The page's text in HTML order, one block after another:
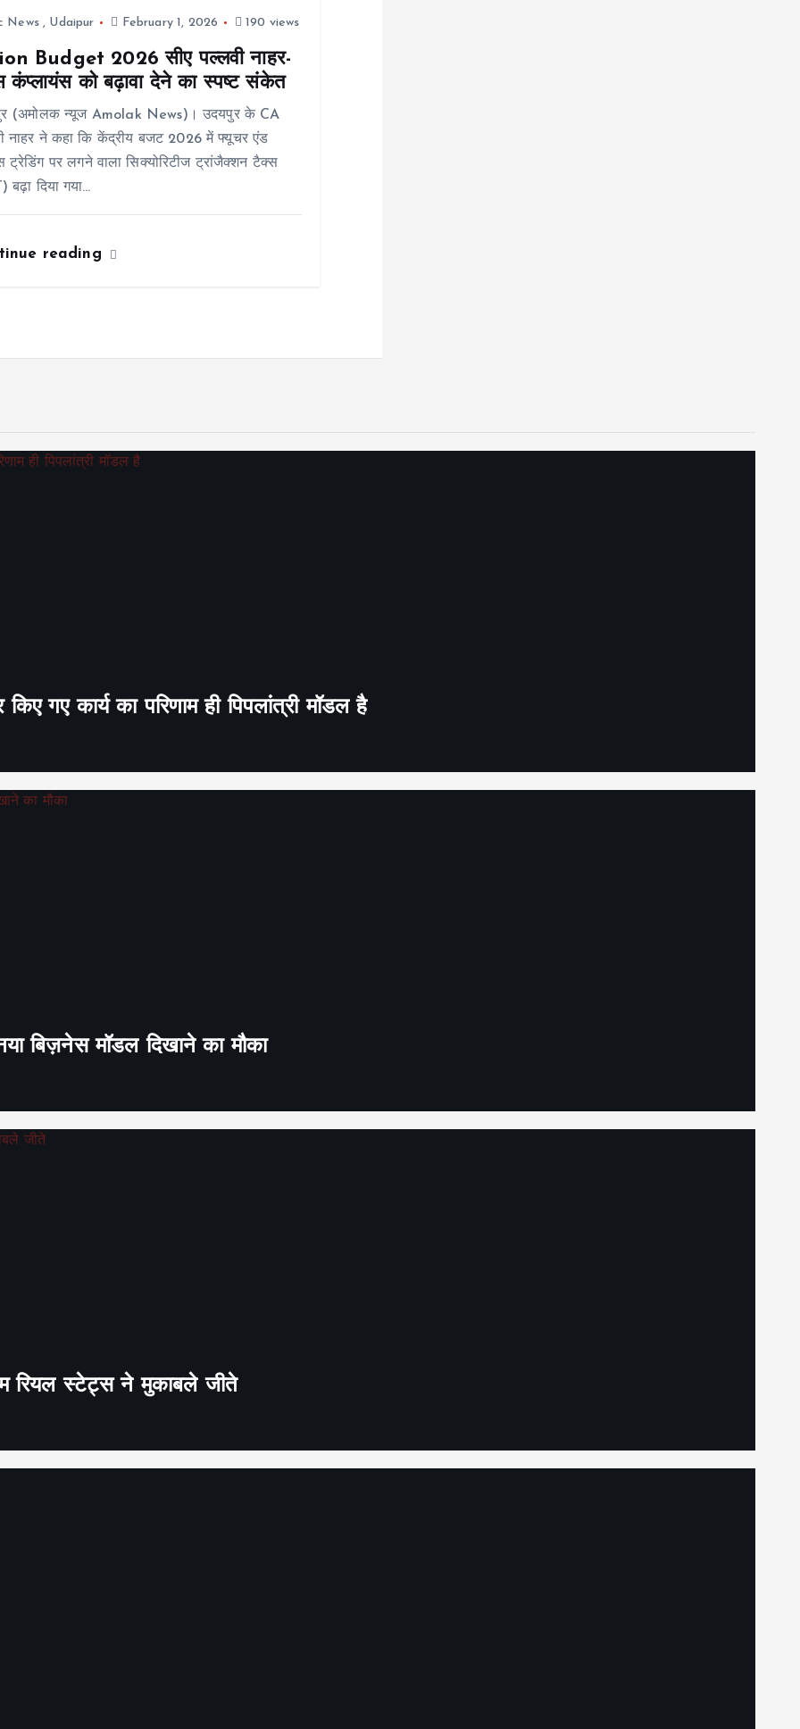
News, Udaipur February 1, 2026 190 views
Budget 2026 सीए पल्लवी नाहर-
कंप्लायंस को बढ़ावा देने का स्पष्ट संकेत
(अमोलक न्यूज Amolak News)। उदयपुर के CA
नाहर ने कहा कि केंद्रीय बजट 2026 में फ्यूचर एंड
ट्रेडिंग पर लगने वाला सिक्योरिटीज ट्रांजैक्शन टैक्स
बढ़ा दिया गया…
reading
गए कार्य का परिणाम ही पिपलांत्री मॉडल है
बिज़नेस मॉडल दिखाने का मौका
रियल स्टेट्स ने मुकाबले जीते